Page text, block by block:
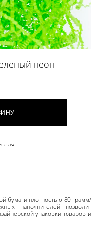
неон
бумаги плотностью 80 грамм/
наполнителей позволит
упаковки товаров и